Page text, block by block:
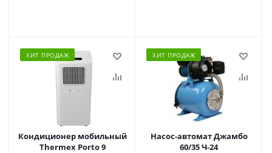
ХИТ ПРОДАЖ
Кондиционер мобильный
Thermex Porto 9
ХИТ ПРОДАЖ
Насос-автомат Джамбо
60/35 Ч-24